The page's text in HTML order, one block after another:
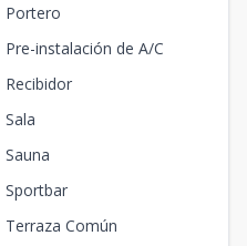
Portero
Pre-instalación de A/C
Recibidor
Sala
Sauna
Sportbar
Terraza Común